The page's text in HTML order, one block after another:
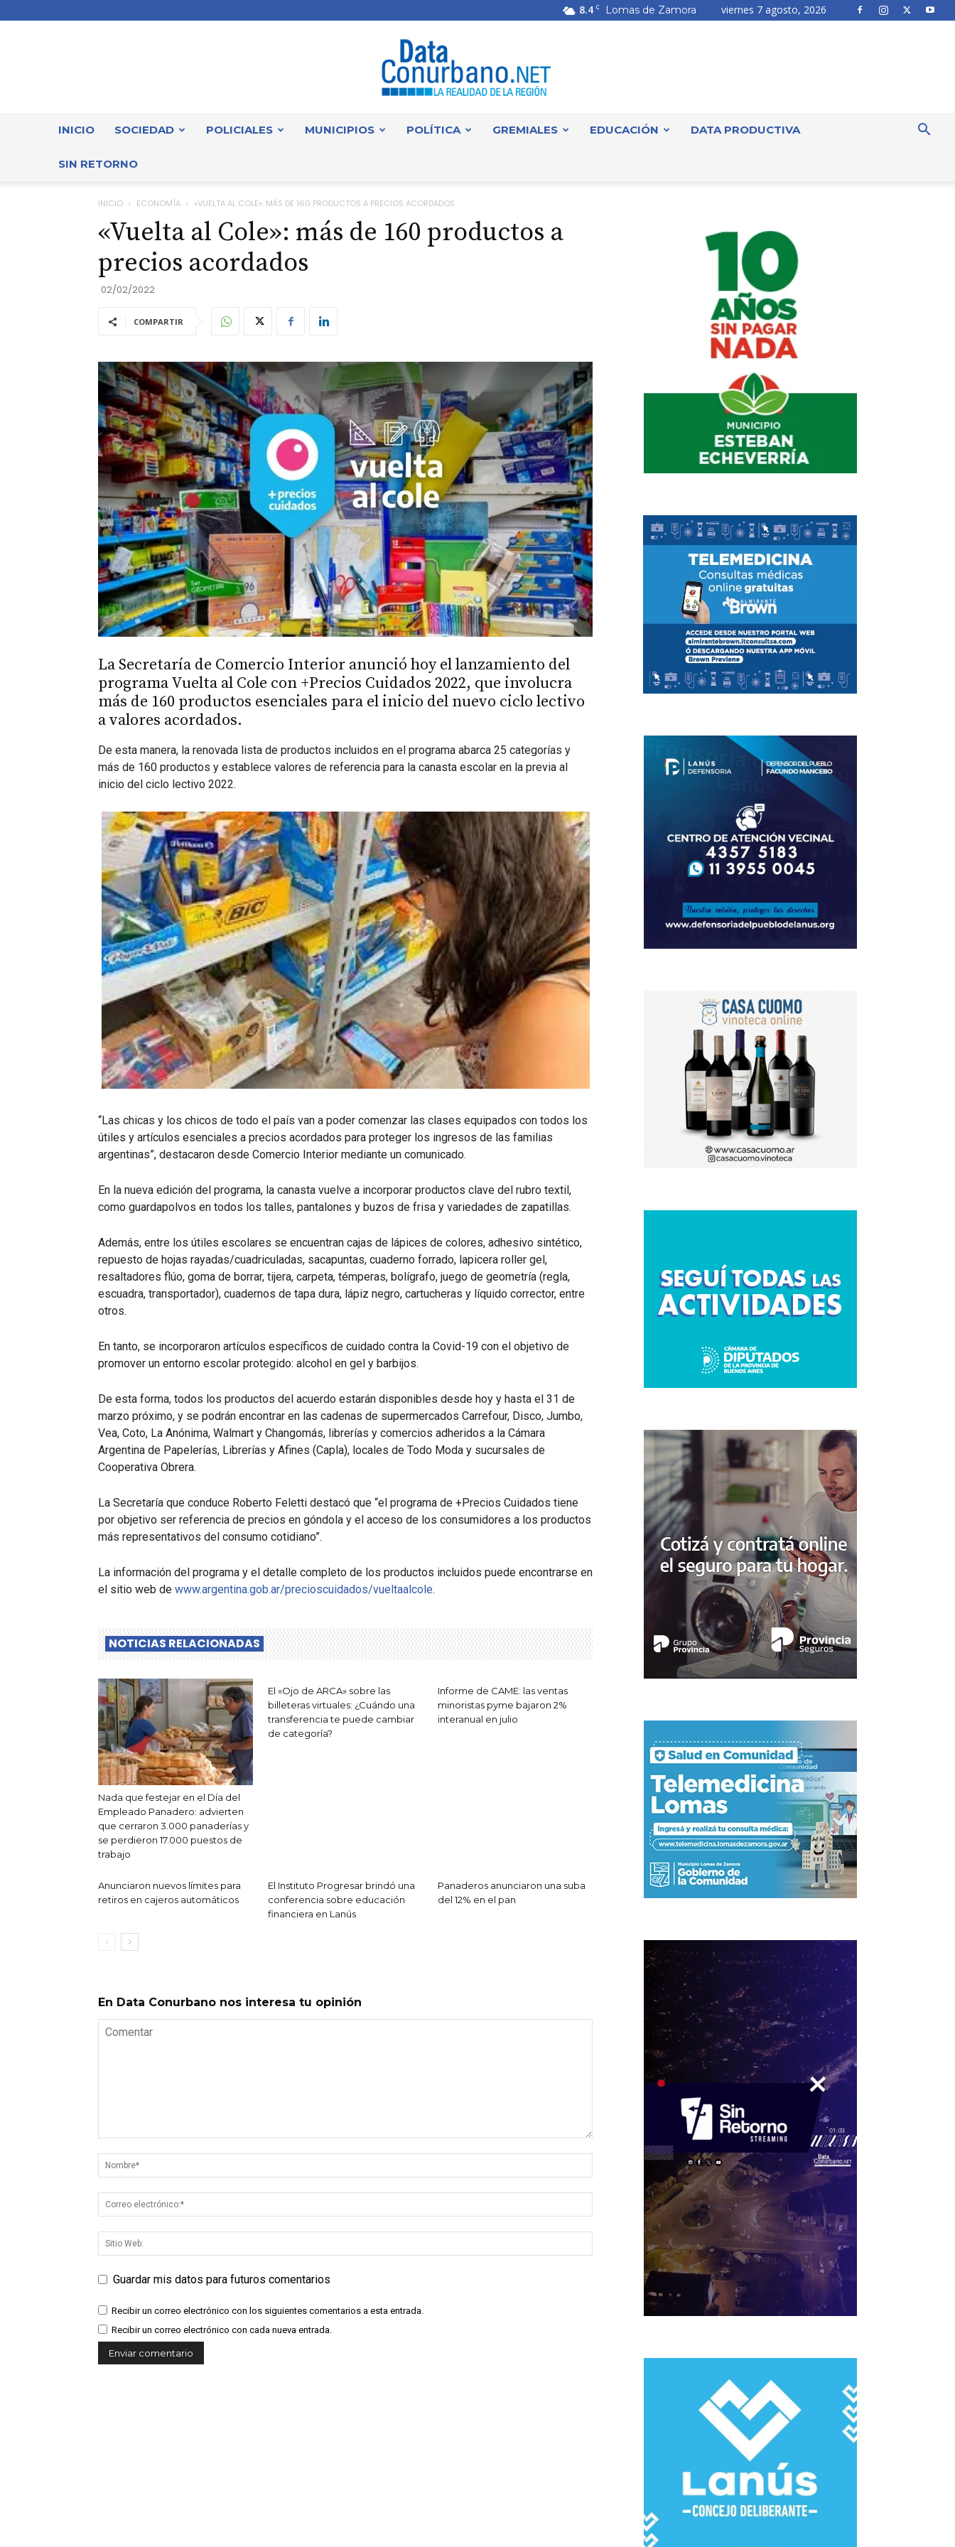
8.4 C Lomas de Zamora viernes 7 agosto, 2026
INICIO SOCIEDAD POLICIALES MUNICIPIOS POLÍTICA GREMIALES EDUCACIÓN DATA PRODUCTIVA
SIN RETORNO
INICIO ECONOMÍA «VUELTA AL COLE»: MÁS DE 160 PRODUCTOS A PRECIOS ACORDADOS
«Vuelta al Cole»: más de 160 productos a
precios acordados
02/02/2022
COMPARTIR
La Secretaría de Comercio Interior anunció hoy el lanzamiento del
programa Vuelta al Cole con +Precios Cuidados 2022, que involucra
más de 160 productos esenciales para el inicio del nuevo ciclo lectivo
a valores acordados.
De esta manera, la renovada lista de productos incluidos en el programa abarca 25 categorías y
más de 160 productos y establece valores de referencia para la canasta escolar en la previa al
inicio del ciclo lectivo 2022.
“Las chicas y los chicos de todo el país van a poder comenzar las clases equipados con todos los
útiles y artículos esenciales a precios acordados para proteger los ingresos de las familias
argentinas”, destacaron desde Comercio Interior mediante un comunicado.
En la nueva edición del programa, la canasta vuelve a incorporar productos clave del rubro textil,
como guardapolvos en todos los talles, pantalones y buzos de frisa y variedades de zapatillas.
Además, entre los útiles escolares se encuentran cajas de lápices de colores, adhesivo sintético,
repuesto de hojas rayadas/cuadriculadas, sacapuntas, cuaderno forrado, lapicera roller gel,
resaltadores flúo, goma de borrar, tijera, carpeta, témperas, bolígrafo, juego de geometría (regla,
escuadra, transportador), cuadernos de tapa dura, lápiz negro, cartucheras y líquido corrector, entre
otros.
En tanto, se incorporaron artículos específicos de cuidado contra la Covid-19 con el objetivo de
promover un entorno escolar protegido: alcohol en gel y barbijos.
De esta forma, todos los productos del acuerdo estarán disponibles desde hoy y hasta el 31 de
marzo próximo, y se podrán encontrar en las cadenas de supermercados Carrefour, Disco, Jumbo,
Vea, Coto, La Anónima, Walmart y Changomás, librerías y comercios adheridos a la Cámara
Argentina de Papelerías, Librerías y Afines (Capla), locales de Todo Moda y sucursales de
Cooperativa Obrera.
La Secretaría que conduce Roberto Feletti destacó que “el programa de +Precios Cuidados tiene
por objetivo ser referencia de precios en góndola y el acceso de los consumidores a los productos
más representativos del consumo cotidiano”.
La información del programa y el detalle completo de los productos incluidos puede encontrarse en
el sitio web de www.argentina.gob.ar/precioscuidados/vueltaalcole.
NOTICIAS RELACIONADAS
Nada que festejar en el Día del
Empleado Panadero: advierten
que cerraron 3.000 panaderías y
se perdieron 17.000 puestos de
trabajo
El «Ojo de ARCA» sobre las
billeteras virtuales: ¿Cuándo una
transferencia te puede cambiar
de categoría?
Informe de CAME: las ventas
minoristas pyme bajaron 2%
interanual en julio
Anunciaron nuevos límites para
retiros en cajeros automáticos
El Instituto Progresar brindó una
conferencia sobre educación
financiera en Lanús
Panaderos anunciaron una suba
del 12% en el pan
En Data Conurbano nos interesa tu opinión
Guardar mis datos para futuros comentarios
Recibir un correo electrónico con los siguientes comentarios a esta entrada.
Recibir un correo electrónico con cada nueva entrada.